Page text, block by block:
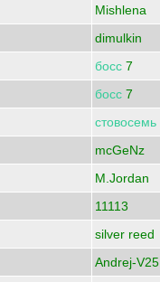
Mishlena
dimulkin
босс 7
босс 7
стовосемь
mcGeNz
M.Jordan
11113
silver reed
Andrej-V25